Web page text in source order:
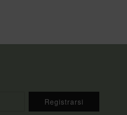
Registrarsi